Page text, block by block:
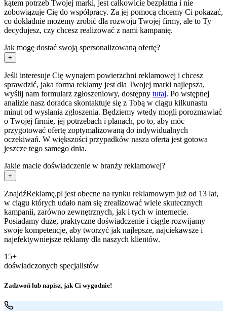
kątem potrzeb Twojej marki, jest całkowicie bezpłatna i nie
zobowiązuje Cię do współpracy. Za jej pomocą chcemy Ci pokazać,
co dokładnie możemy zrobić dla rozwoju Twojej firmy, ale to Ty
decydujesz, czy chcesz realizować z nami kampanię.
Jak mogę dostać swoją spersonalizowaną ofertę?
+
Jeśli interesuje Cię wynajem powierzchni reklamowej i chcesz
sprawdzić, jaka forma reklamy jest dla Twojej marki najlepsza,
wyślij nam formularz zgłoszeniowy, dostępny tutaj. Po wstępnej
analizie nasz doradca skontaktuje się z Tobą w ciągu kilkunastu
minut od wysłania zgłoszenia. Będziemy wtedy mogli porozmawiać
o Twojej firmie, jej potrzebach i planach, po to, aby móc
przygotować ofertę zoptymalizowaną do indywidualnych
oczekiwań. W większości przypadków nasza oferta jest gotowa
jeszcze tego samego dnia.
Jakie macie doświadczenie w branży reklamowej?
+
ZnajdźReklamę.pl jest obecne na rynku reklamowym już od 13 lat,
w ciągu których udało nam się zrealizować wiele skutecznych
kampanii, zarówno zewnętrznych, jak i tych w internecie.
Posiadamy duże, praktyczne doświadczenie i ciągle rozwijamy
swoje kompetencje, aby tworzyć jak najlepsze, najciekawsze i
najefektywniejsze reklamy dla naszych klientów.
15+
doświadczonych specjalistów
Zadzwoń lub napisz, jak Ci wygodnie!